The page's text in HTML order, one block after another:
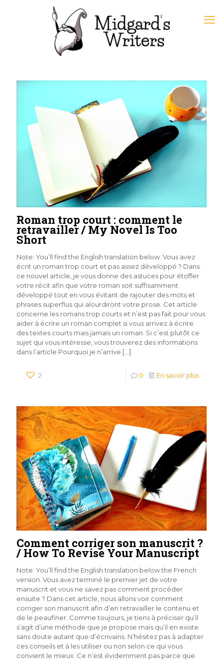
Roman trop court : comment le
retravailler / My Novel Is Too
Short
Note: You’ll find the English translation below. Vous avez
écrit un roman trop court et pas assez développé ? Dans
ce nouvel article, je vous donne des astuces pour étoffer
votre récit afin que votre roman soit suffisamment
développé tout en vous évitant de rajouter des mots et
phrases superflus qui alourdiront votre prose. Cet article
concerne les romans trop courts et n’est pas fait pour vous
aider à écrire un roman complet si vous arrivez à écrire
des textes courts mais jamais un roman. Si c’est plutôt ce
sujet qui vous intéresse, vous trouverez des informations
dans l’article Pourquoi je n’arrive […]
2 0 En savoir plus
Comment corriger son manuscrit ?
/ How To Revise Your Manuscript
Note: You’ll find the English translation below the French
version. Vous avez terminé le premier jet de votre
manuscrit et vous ne savez pas comment procéder
ensuite ? Dans cet article, nous allons voir comment
corriger son manuscrit afin d’en retravailler le contenu et
de le peaufiner. Comme toujours, je tiens à préciser qu’il
s’agit d’une méthode que je propose mais qu’il en existe
sans doute autant que d’écrivains. N’hésitez pas à adapter
ces conseils et à les utiliser ou non selon ce qui vous
convient le mieux. Ce n’est évidemment pas parce que